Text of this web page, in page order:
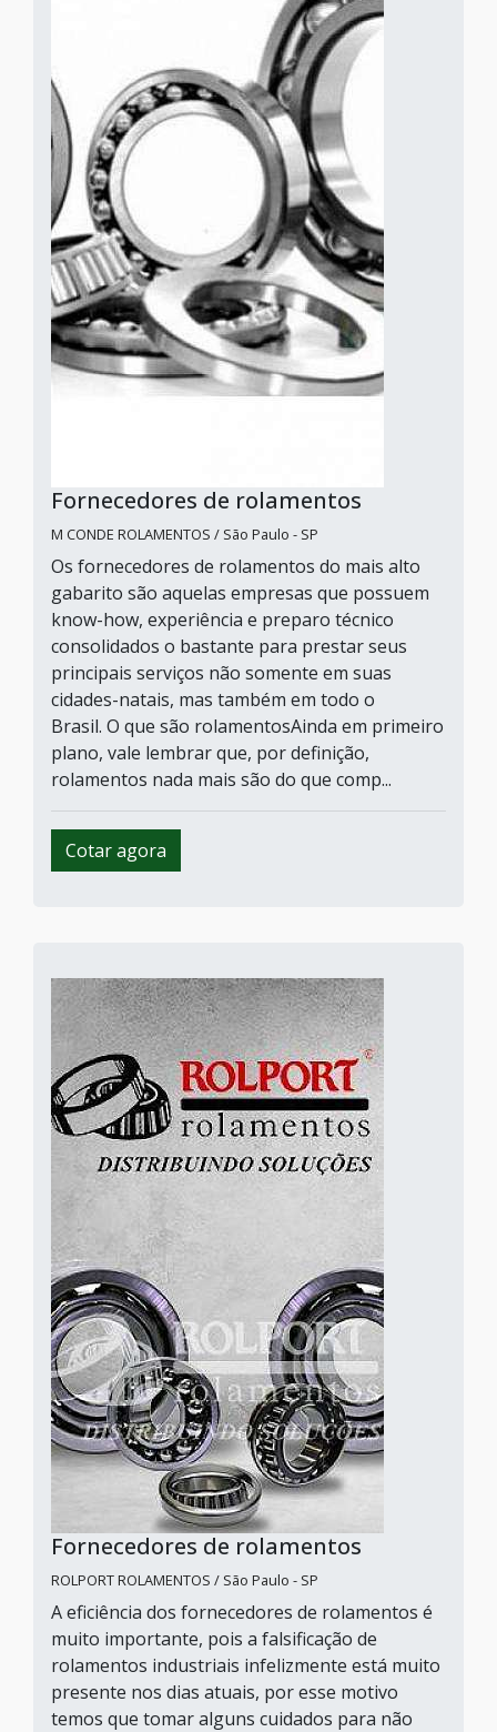
Fornecedores de rolamentos
M CONDE ROLAMENTOS / São Paulo - SP
Os fornecedores de rolamentos do mais alto
gabarito são aquelas empresas que possuem
know-how, experiência e preparo técnico
consolidados o bastante para prestar seus
principais serviços não somente em suas
cidades-natais, mas também em todo o
Brasil. O que são rolamentosAinda em primeiro
plano, vale lembrar que, por definição,
rolamentos nada mais são do que comp...
Cotar agora
Fornecedores de rolamentos
ROLPORT ROLAMENTOS / São Paulo - SP
A eficiência dos fornecedores de rolamentos é
muito importante, pois a falsificação de
rolamentos industriais infelizmente está muito
presente nos dias atuais, por esse motivo
temos que tomar alguns cuidados para não